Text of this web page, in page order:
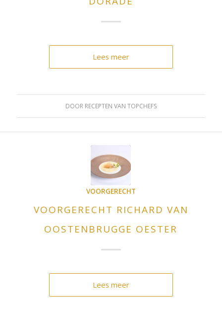
Lees meer
DOOR RECEPTEN VAN TOPCHEFS
VOORGERECHT
VOORGERECHT RICHARD VAN
OOSTENBRUGGE OESTER
Lees meer